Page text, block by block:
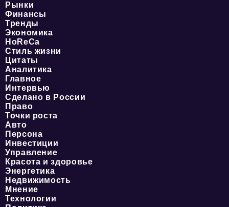
Рынки
Финансы
Тренды
Экономика
HoReCa
Стиль жизни
Цитаты
Аналитика
Главное
Интервью
Сделано в России
Право
Точки роста
Авто
Персона
Инвестиции
Управление
Красота и здоровье
Энергетика
Недвижимость
Мнение
Технологии